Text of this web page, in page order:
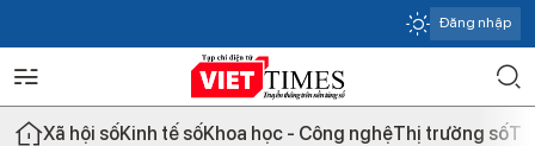
Đăng nhập
Xã hội sốKinh tế sốKhoa học - Công nghệThị trường số